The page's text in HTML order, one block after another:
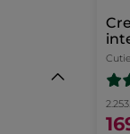
Cutie